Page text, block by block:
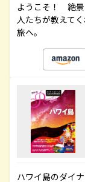
ようこそ！ 絶景
人たちが教えて
旅へ。
ハワイ島のダイ